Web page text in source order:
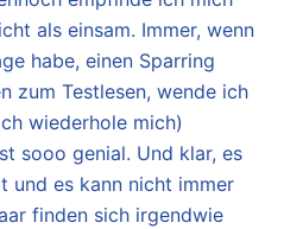
als einsam. Immer, wenn
habe, einen Sparring
zum Testlesen, wende ich
wiederhole mich)
sooo genial. Und klar, es
und es kann nicht immer
finden sich irgendwie